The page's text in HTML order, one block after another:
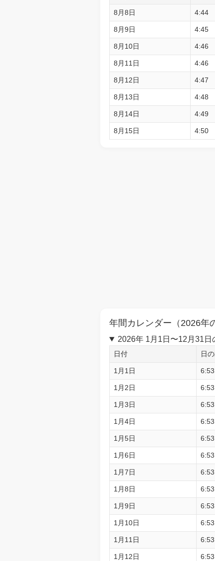
8月8日 4:44
8月9日 4:45
8月10日 4:46
8月11日 4:46
8月12日 4:47
8月13日 4:48
8月14日 4:49
8月15日 4:50
年間カレンダー（2026年
2026年 1月1日〜12月31
日付 日
1月1日 6:53
1月2日 6:53
1月3日 6:53
1月4日 6:53
1月5日 6:53
1月6日 6:53
1月7日 6:53
1月8日 6:53
1月9日 6:53
1月10日 6:53
1月11日 6:53
1月12日 6:53